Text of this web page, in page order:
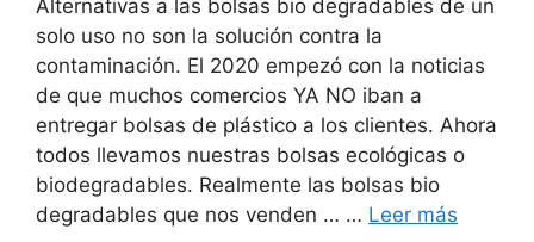
Alternativas a las bolsas bio degradables de un
solo uso no son la solución contra la
contaminación. El 2020 empezó con la noticias
de que muchos comercios YA NO iban a
entregar bolsas de plástico a los clientes. Ahora
todos llevamos nuestras bolsas ecológicas o
biodegradables. Realmente las bolsas bio
degradables que nos venden … … Leer más